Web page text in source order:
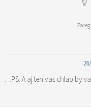
…PS: A aj ten vas chlap by